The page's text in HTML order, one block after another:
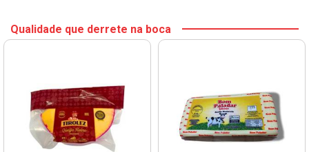
Qualidade que derrete na boca